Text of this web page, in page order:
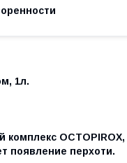
1л.
OCTOPIROX,
появление перхоти.